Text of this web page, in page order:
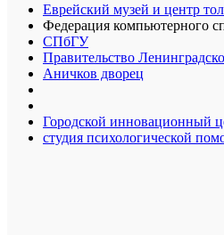
Еврейский музей и центр
Федерация компьютерного
СПбГУ
Правительство
Аничков дворец
Городской инновационный
студия психологической